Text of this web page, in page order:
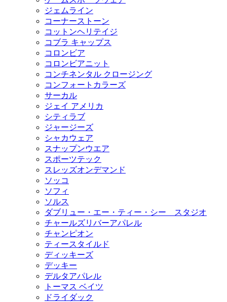
ジェムライン
コーナーストーン
コットンヘリテイジ
コブラ キャップス
コロンビア
コロンビアニット
コンチネンタル クロージング
コンフォートカラーズ
サーカル
ジェイ アメリカ
シティラブ
ジャージーズ
シャカウェア
スナップンウエア
スポーツテック
スレッズオンデマンド
ソッコ
ソフィ
ソルス
ダブリュー・エー・ティー・シー スタジオ
チャールズリバーアパレル
チャンピオン
ティースタイルド
ディッキーズ
デッキー
デルタアパレル
トーマス ベイツ
ドライダック